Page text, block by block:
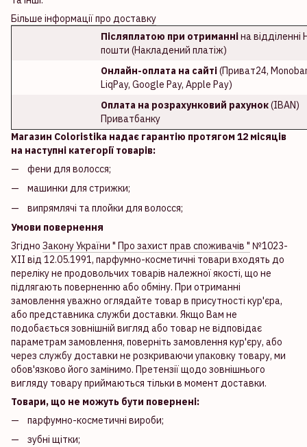
Більше інформації про доставку
Післяплатою при отриманніна відділенні
пошти (Накладений платіж)
Онлайн-оплата на сайті(Приват24,
LiqPay, Google Pay, Apple Pay)
Оплата на розрахунковий рахунок(IBAN)
Приватбанку
Магазин Coloristika надає гарантію протягом 12 місяців
на наступні категорії товарів:
фени для волосся;
машинки для стрижки;
випрямлячі та плойки для волосся;
Умови повернення
Згідно Закону України " Про захист прав споживачів " №1023-
XII від 12.05.1991, парфумно-косметичні товари входять до
переліку не продовольчих товарів належної якості, що не
підлягають поверненню або обміну. При отриманні
замовлення уважно оглядайте товар в присутності кур'єра,
або представника служби доставки. Якщо Вам не
подобається зовнішній вигляд або товар не відповідає
параметрам замовлення, поверніть замовлення кур'єру, або
через службу доставки не розкриваючи упаковку товару, ми
обов'язково його замінимо. Претензії щодо зовнішнього
вигляду товару приймаються тільки в момент доставки.
Товари, що не можуть бути повернені:
парфумно-косметичні вироби;
зубні щітки;